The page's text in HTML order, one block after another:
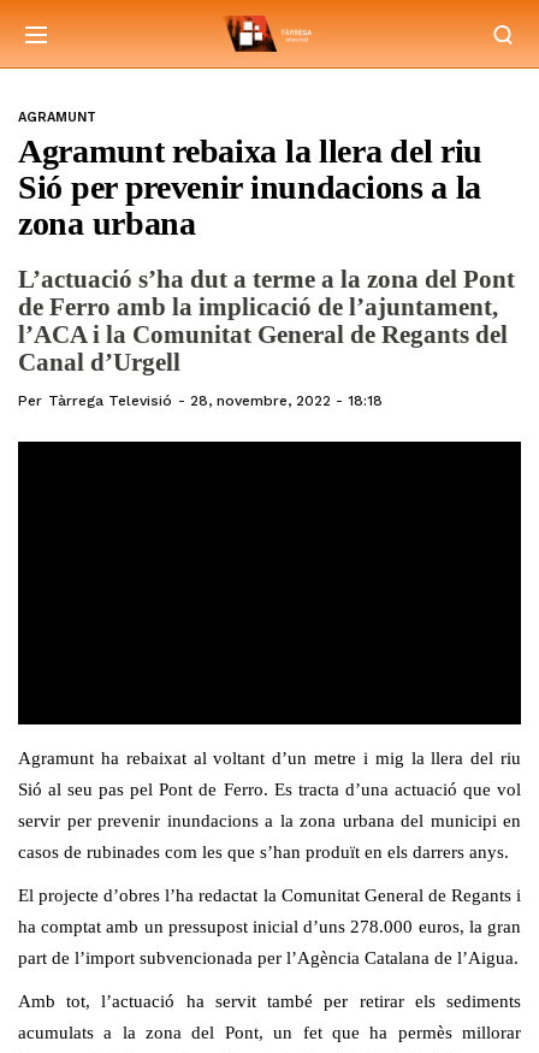
AGRAMUNT
Agramunt rebaixa la llera del riu
Sió per prevenir inundacions a la
zona urbana
L’actuació s’ha dut a terme a la zona del Pont
de Ferro amb la implicació de l’ajuntament,
l’ACA i la Comunitat General de Regants del
Canal d’Urgell
Per Tàrrega Televisió 28, novembre, 2022 - 18:18
Agramunt ha rebaixat al voltant d’un metre i mig la llera del riu
Sió al seu pas pel Pont de Ferro. Es tracta d’una actuació que vol
servir per prevenir inundacions a la zona urbana del municipi en
casos de rubinades com les que s’han produït en els darrers anys.
El projecte d’obres l’ha redactat la Comunitat General de Regants i
ha comptat amb un pressupost inicial d’uns 278.000 euros, la gran
part de l’import subvencionada per l’Agència Catalana de l’Aigua.
Amb tot, l’actuació ha servit també per retirar els sediments
acumulats a la zona del Pont, un fet que ha permès millorar